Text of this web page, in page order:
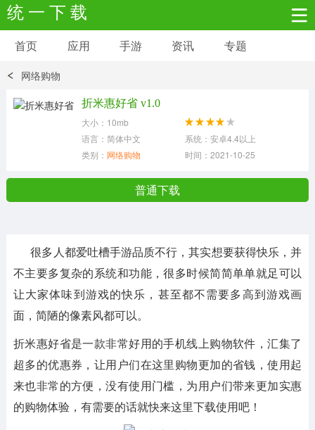
统 一 下 载
安卓应用 安卓游戏
系统工具 其它应用
首页 应用 手游 资讯 专题
网络购物
折米惠好省 v1.0
大小：10mb
语言：简体中文
系统：安卓4.4以上
类别： 网络购物 时间：2021-10-25
普通下载
很多人都爱吐槽手游品质不行，其实想要获得快乐，并
不主要多复杂的系统和功能，很多时候简简单单就足可以
让大家体味到游戏的快乐，甚至都不需要多高到游戏画
面，简陋的像素风都可以。
折米惠好省是一款非常好用的手机线上购物软件，汇集了
超多的优惠券，让用户们在这里购物更加的省钱，使用起
来也非常的方便，没有使用门槛，为用户们带来更加实惠
的购物体验，有需要的话就快来这里下载使用吧！